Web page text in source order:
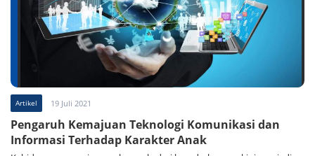
Artikel 19 Juli 2021
Pengaruh Kemajuan Teknologi Komunikasi dan
Informasi Terhadap Karakter Anak